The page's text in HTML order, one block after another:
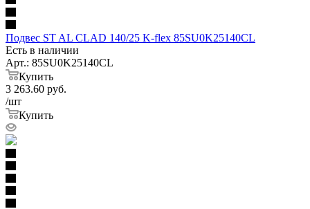
Подвес ST AL CLAD 140/25 K-flex 85SU0K25140CL
Есть в наличии
Арт.: 85SU0K25140CL
Купить
3 263.60 руб.
/шт
Купить